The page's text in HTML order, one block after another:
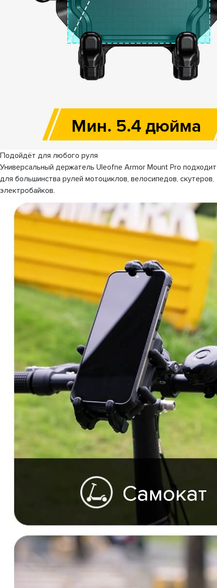
Подойдёт для любого руля
Универсальный держатель Uleofne Armor Mount Pro подходит
для большинства рулей мотоциклов, велосипедов, скутеров,
электробайков.